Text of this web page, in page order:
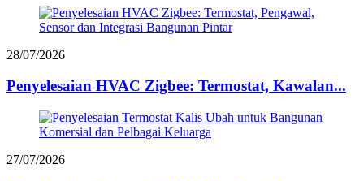
28/07/2026
Penyelesaian HVAC Zigbee: Termostat, Kawalan...
27/07/2026